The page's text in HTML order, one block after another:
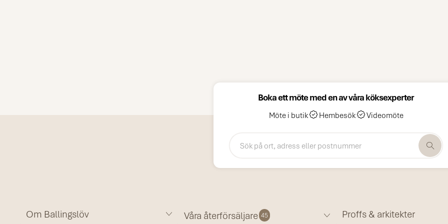
Boka ett möte med en av våra köksexperter
Möte i butik Hembesök Videomöte
Om Ballingslöv Våra återförsäljare 45 Proffs & arkitekter